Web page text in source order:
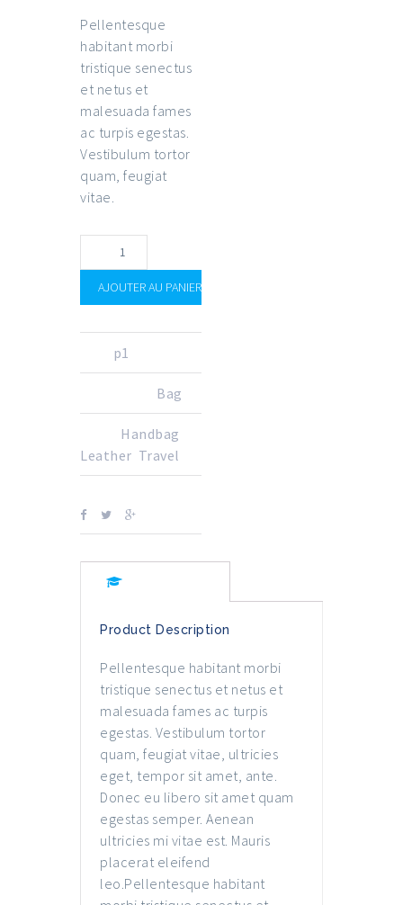
Pellentesque
habitant morbi
tristique senectus
et netus et
malesuada fames
ac turpis egestas.
Vestibulum tortor
quam, feugiat
vitae.
AJOUTER AU PANIER
p1
Bag
Handbag
Leather, Travel
Product Description
Pellentesque habitant morbi
tristique senectus et netus et
malesuada fames ac turpis
egestas. Vestibulum tortor
quam, feugiat vitae, ultricies
eget, tempor sit amet, ante.
Donec eu libero sit amet quam
egestas semper. Aenean
ultricies mi vitae est. Mauris
placerat eleifend
leo.Pellentesque habitant